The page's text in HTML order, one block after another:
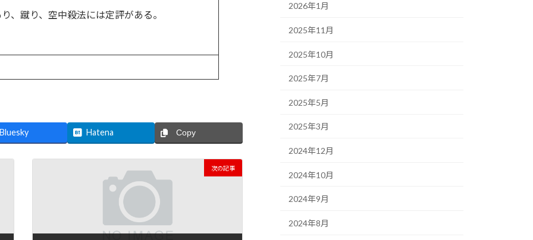
、蹴り、空中殺法には定評がある。
Bluesky Hatena Copy
次の記事
2026年1月
2025年11月
2025年10月
2025年7月
2025年5月
2025年3月
2024年12月
2024年10月
2024年9月
2024年8月